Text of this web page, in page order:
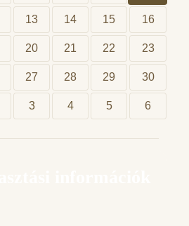
13 14 15 16
20 21 22 23
27 28 29 30
3 4 5 6